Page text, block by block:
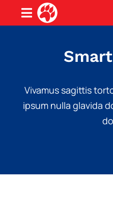
Vivamus sagittis
ipsum nulla glavida